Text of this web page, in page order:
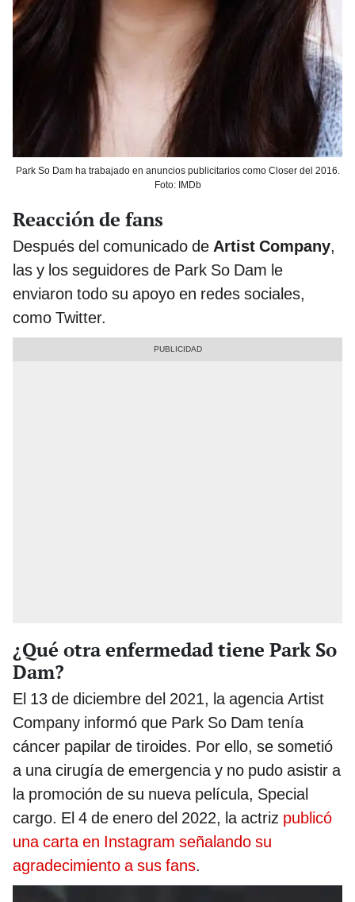
Park So Dam ha trabajado en anuncios publicitarios como Closer del 2016.
Foto: IMDb
Reacción de fans
Después del comunicado de Artist Company,
las y los seguidores de Park So Dam le
enviaron todo su apoyo en redes sociales,
como Twitter.
¿Qué otra enfermedad tiene Park So
Dam?
El 13 de diciembre del 2021, la agencia Artist
Company informó que Park So Dam tenía
cáncer papilar de tiroides. Por ello, se sometió
a una cirugía de emergencia y no pudo asistir a
la promoción de su nueva película, Special
cargo. El 4 de enero del 2022, la actriz publicó
una carta en Instagram señalando su
agradecimiento a sus fans.